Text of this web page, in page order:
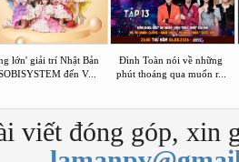
lớn' giải trí Nhật Bản
đến V...
Đình Toàn nói về những
phút thoáng qua muốn r...
viết đóng góp, xin